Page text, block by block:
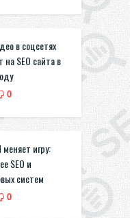
в соцсетях
на SEO сайта в
0
игру:
SEO и
систем
0